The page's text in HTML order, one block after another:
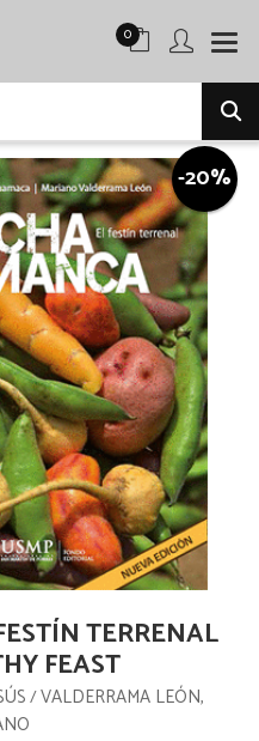
0
-20%
TERRENAL
FEAST
/VALDERRAMA LEÓN,